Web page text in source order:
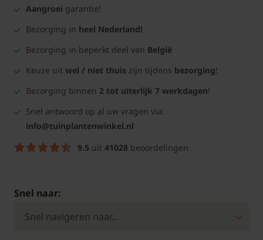
Aangroei garantie!
Bezorging in heel Nederland!
Bezorging in beperkt deel van België
Keuze uit wel / niet thuis zijn tijdens bezorging!
Bezorging binnen 2 tot uiterlijk 7 werkdagen!
Snel antwoord op al uw vragen via:
info@tuinplantenwinkel.nl
9.5 uit 41028 beoordelingen
Snel naar: